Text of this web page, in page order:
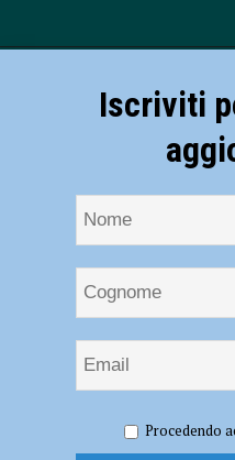
un uomo con un coccio di vetro
denunciato un 30enne
Iscriviti
Procedendo